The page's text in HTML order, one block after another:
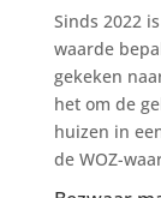
Sinds 2022
waarde
gekeken
het om de
huizen in
de WOZ-